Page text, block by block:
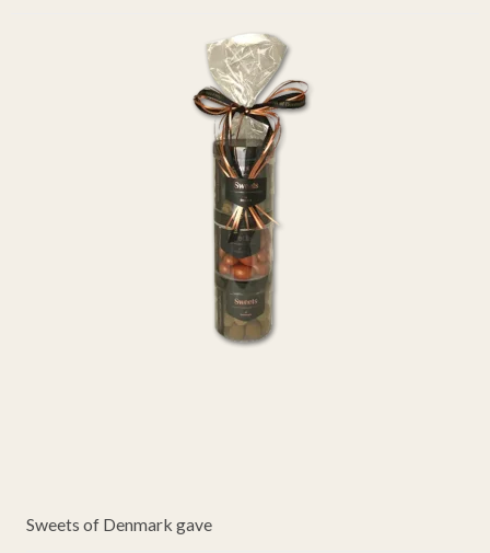
Sweets of Denmark gave